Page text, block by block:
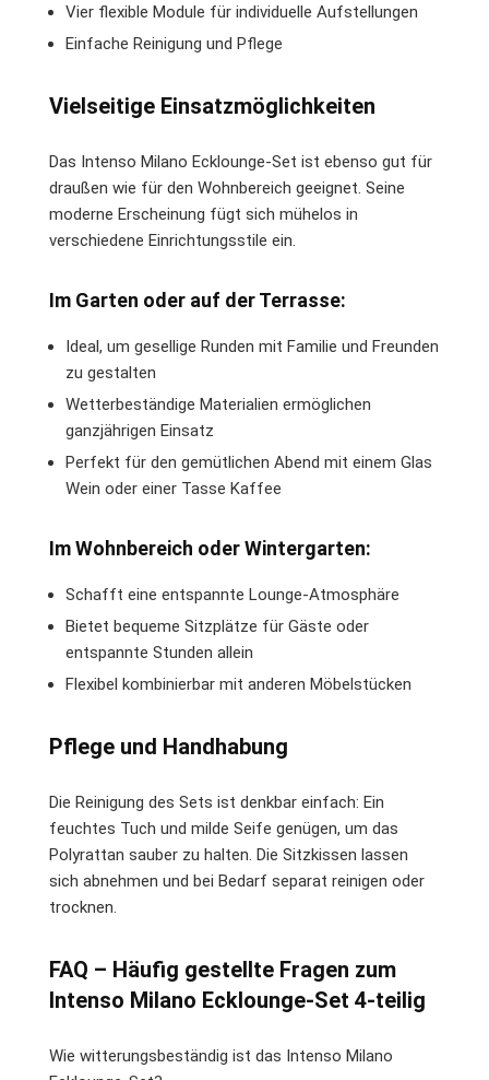
Vier flexible Module für individuelle Aufstellungen
Einfache Reinigung und Pflege
Vielseitige Einsatzmöglichkeiten
Das Intenso Milano Ecklounge-Set ist ebenso gut für
draußen wie für den Wohnbereich geeignet. Seine
moderne Erscheinung fügt sich mühelos in
verschiedene Einrichtungsstile ein.
Im Garten oder auf der Terrasse:
Ideal, um gesellige Runden mit Familie und Freunden
zu gestalten
Wetterbeständige Materialien ermöglichen
ganzjährigen Einsatz
Perfekt für den gemütlichen Abend mit einem Glas
Wein oder einer Tasse Kaffee
Im Wohnbereich oder Wintergarten:
Schafft eine entspannte Lounge-Atmosphäre
Bietet bequeme Sitzplätze für Gäste oder
entspannte Stunden allein
Flexibel kombinierbar mit anderen Möbelstücken
Pflege und Handhabung
Die Reinigung des Sets ist denkbar einfach: Ein
feuchtes Tuch und milde Seife genügen, um das
Polyrattan sauber zu halten. Die Sitzkissen lassen
sich abnehmen und bei Bedarf separat reinigen oder
trocknen.
FAQ – Häufig gestellte Fragen zum
Intenso Milano Ecklounge-Set 4-teilig
Wie witterungsbeständig ist das Intenso Milano